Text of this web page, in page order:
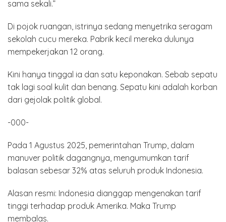
sama sekali.”
Di pojok ruangan, istrinya sedang menyetrika seragam
sekolah cucu mereka. Pabrik kecil mereka dulunya
mempekerjakan 12 orang.
Kini hanya tinggal ia dan satu keponakan. Sebab sepatu
tak lagi soal kulit dan benang. Sepatu kini adalah korban
dari gejolak politik global.
-000-
Pada 1 Agustus 2025, pemerintahan Trump, dalam
manuver politik dagangnya, mengumumkan tarif
balasan sebesar 32% atas seluruh produk Indonesia.
Alasan resmi: Indonesia dianggap mengenakan tarif
tinggi terhadap produk Amerika. Maka Trump
membalas.